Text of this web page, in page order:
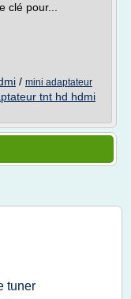
clé pour...
/ mini adaptateur
tnt hd hdmi
tuner